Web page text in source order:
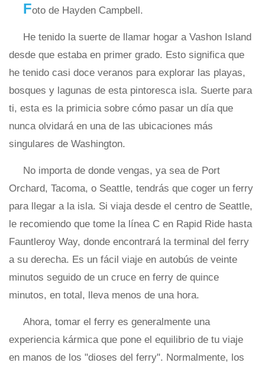
Foto de Hayden Campbell.
He tenido la suerte de llamar hogar a Vashon Island
desde que estaba en primer grado. Esto significa que
he tenido casi doce veranos para explorar las playas,
bosques y lagunas de esta pintoresca isla. Suerte para
ti, esta es la primicia sobre cómo pasar un día que
nunca olvidará en una de las ubicaciones más
singulares de Washington.
No importa de donde vengas, ya sea de Port
Orchard, Tacoma, o Seattle, tendrás que coger un ferry
para llegar a la isla. Si viaja desde el centro de Seattle,
le recomiendo que tome la línea C en Rapid Ride hasta
Fauntleroy Way, donde encontrará la terminal del ferry
a su derecha. Es un fácil viaje en autobús de veinte
minutos seguido de un cruce en ferry de quince
minutos, en total, lleva menos de una hora.
Ahora, tomar el ferry es generalmente una
experiencia kármica que pone el equilibrio de tu viaje
en manos de los "dioses del ferry". Normalmente, los